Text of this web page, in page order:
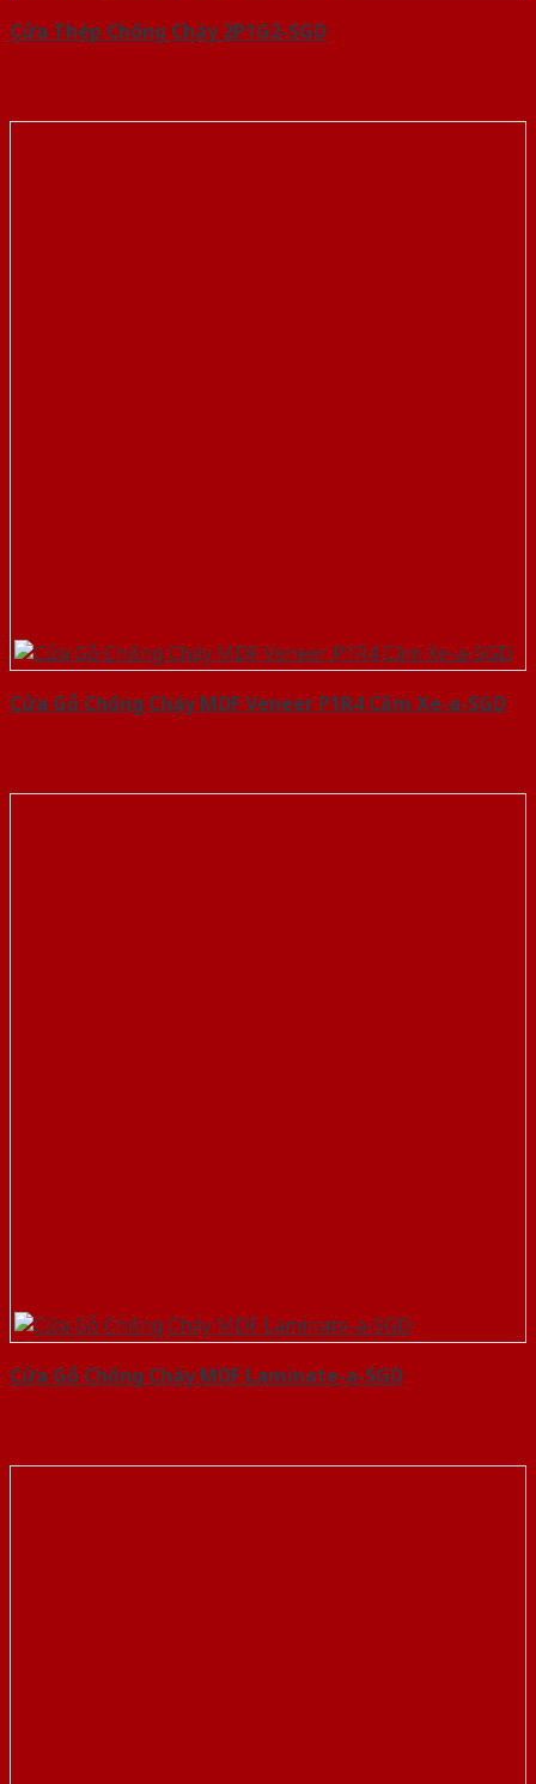
Cửa Thép Chống Cháy 2P1G2-SGD
Cửa Gỗ Chống Cháy MDF Veneer P1R4 Căm Xe-a-SGD
Cửa Gỗ Chống Cháy MDF Laminate-a-SGD